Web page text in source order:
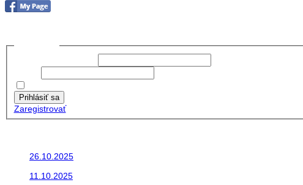
Prihlásiť sa
Zaregistrovať
26.10.2025
11.10.2025